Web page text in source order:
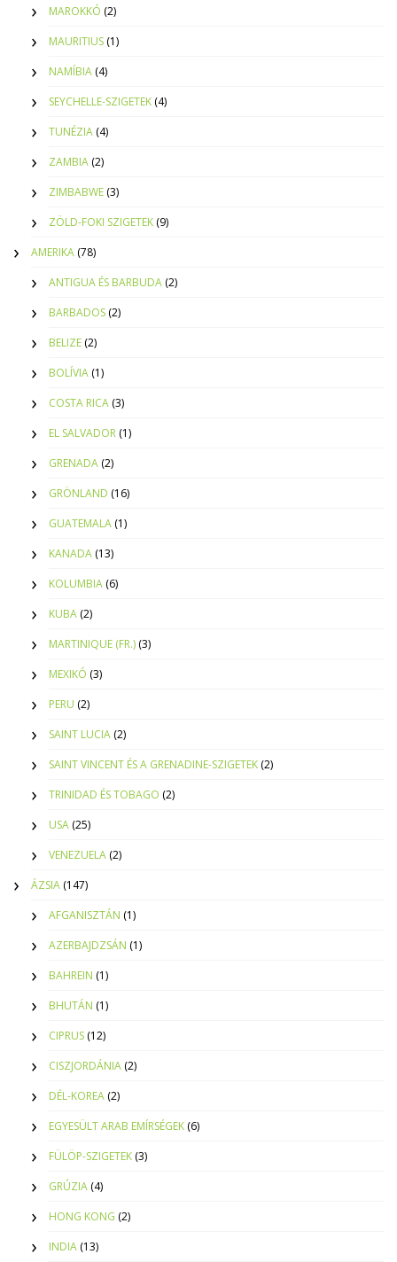
MAROKKÓ (2)
MAURITIUS (1)
NAMÍBIA (4)
SEYCHELLE-SZIGETEK (4)
TUNÉZIA (4)
ZAMBIA (2)
ZIMBABWE (3)
ZÖLD-FOKI SZIGETEK (9)
AMERIKA (78)
ANTIGUA ÉS BARBUDA (2)
BARBADOS (2)
BELIZE (2)
BOLÍVIA (1)
COSTA RICA (3)
EL SALVADOR (1)
GRENADA (2)
GRÖNLAND (16)
GUATEMALA (1)
KANADA (13)
KOLUMBIA (6)
KUBA (2)
MARTINIQUE (FR.) (3)
MEXIKÓ (3)
PERU (2)
SAINT LUCIA (2)
SAINT VINCENT ÉS A GRENADINE-SZIGETEK (2)
TRINIDAD ÉS TOBAGO (2)
USA (25)
VENEZUELA (2)
ÁZSIA (147)
AFGANISZTÁN (1)
AZERBAJDZSÁN (1)
BAHREIN (1)
BHUTÁN (1)
CIPRUS (12)
CISZJORDÁNIA (2)
DÉL-KOREA (2)
EGYESÜLT ARAB EMÍRSÉGEK (6)
FÜLÖP-SZIGETEK (3)
GRÚZIA (4)
HONG KONG (2)
INDIA (13)